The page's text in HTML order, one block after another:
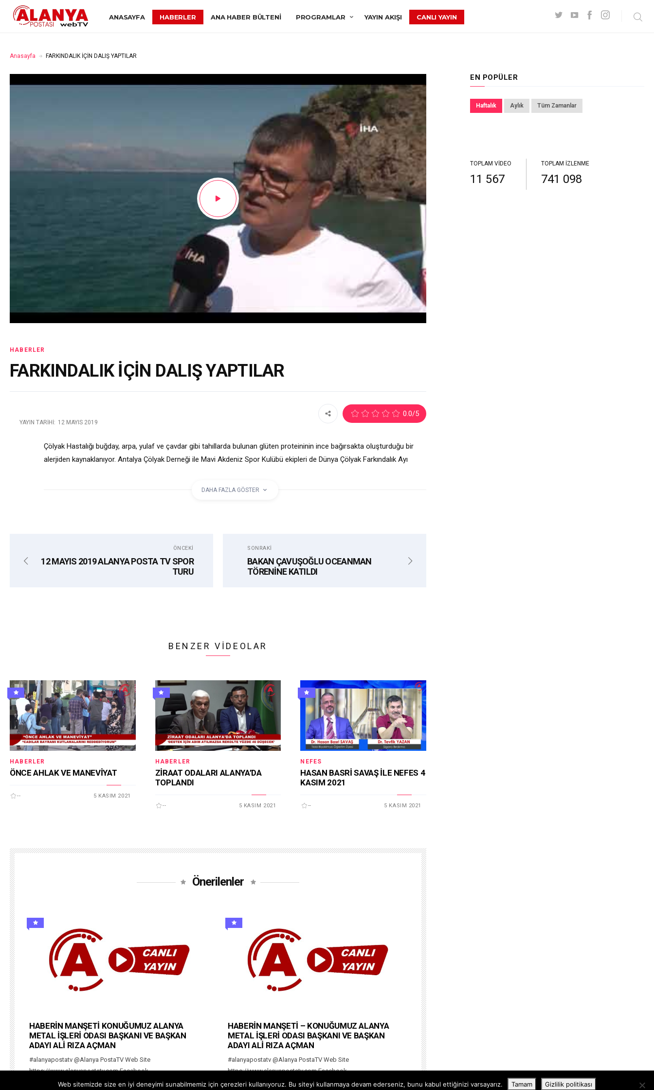
ANASAYFA HABERLER ANA HABER BÜLTENI PROGRAMLAR YAYIN AKIŞI CANLI YAYIN
Anasayfa FARKINDALIK İÇİN DALIŞ YAPTILAR
HABERLER
FARKINDALIK İÇİN DALIŞ YAPTILAR
YAYIN TARIHI: 12 MAYIS 2019
0.0/5
Çölyak Hastalığı buğday, arpa, yulaf ve çavdar gibi tahıllarda bulunan glüten proteininin ince bağırsakta oluşturduğu bir
alerjiden kaynaklanıyor. Antalya Çölyak Derneği ile Mavi Akdeniz Spor Kulübü ekipleri de Dünya Çölyak Farkındalık Ayı
DAHA FAZLA GÖSTER
ÖNCEKI
12 MAYIS 2019 ALANYA POSTA TV SPOR
TURU
SONRAKI
BAKAN ÇAVUŞOĞLU OCEANMAN
TÖRENİNE KATILDI
BENZER VIDEOLAR
HABERLER
ÖNCE AHLAK VE MANEVİYAT
-- 5 KASIM 2021
HABERLER
ZİRAAT ODALARI ALANYA’DA
TOPLANDI
-- 5 KASIM 2021
NEFES
HASAN BASRİ SAVAŞ İLE NEFES 4
KASIM 2021
-- 5 KASIM 2021
Önerilenler
HABERİN MANŞETİ KONUĞUMUZ ALANYA
METAL İŞLERİ ODASI BAŞKANI VE BAŞKAN
ADAYI ALİ RIZA AÇMAN
#alanyapostatv @Alanya PostaTV Web Site
https://www.alanyapostatv.com Facebook
https://www.facebook.com/alanyapostasitv Twitter
HABERİN MANŞETİ – KONUĞUMUZ ALANYA
METAL İŞLERİ ODASI BAŞKANI VE BAŞKAN
ADAYI ALİ RIZA AÇMAN
#alanyapostatv @Alanya PostaTV Web Site
https://www.alanyapostatv.com Facebook
https://www.facebook.com/alanyapostasitv Twitter
EN POPÜLER
Haftalık Aylık Tüm Zamanlar
TOPLAM VIDEO
11 567
TOPLAM İZLENME
741 098
Web sitemizde size en iyi deneyimi sunabilmemiz için çerezleri kullanıyoruz. Bu siteyi kullanmaya devam ederseniz, bunu kabul ettiğinizi varsayarız. Tamam Gizlilik politikası